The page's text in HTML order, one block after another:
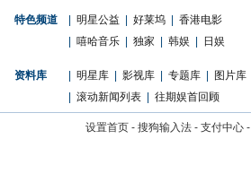
特色频道 明星公益 好莱坞
香港电影
嘻哈音乐 独家 韩娱 日娱
资料库 明星库 影视库 专题库
图片库
滚动新闻列表 往期娱首回顾
设置首页 - 搜狗输入法 - 支付中心 -